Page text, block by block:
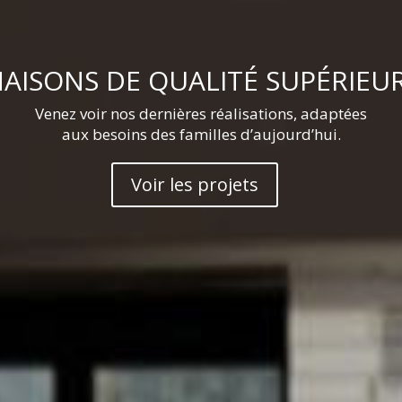
DE QUALITÉ
Venez voir nos dernières réalisations, adaptées
aux besoins des familles d’aujourd’hui.
Voir les projets